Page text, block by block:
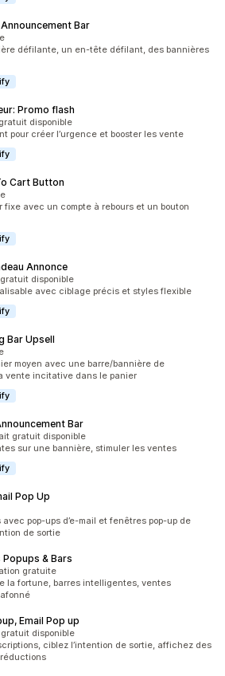
Bar
défilante, un en-tête défilant, des bannières
Promo flash
disponible
pour créer l’urgence et booster les vente
Cart Button
avec un compte à rebours et un bouton
Annonce
disponible
avec ciblage précis et styles flexible
Bar Upsell
moyen avec une barre/bannière de
vente incitative dans le panier
Bar
gratuit disponible
sur une bannière, stimuler les ventes
Pop Up
pop-ups d’e-mail et fenêtres pop-up de
de sortie
& Bars
gratuite
la fortune, barres intelligentes, ventes
Email Pop up
disponible
ciblez l’intention de sortie, affichez des